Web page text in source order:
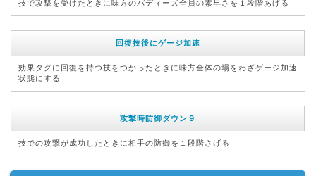
技で攻撃を受けたときに味方のバディーズ全員の素早さを１段階あげる
回復技後にゲージ加速
効果タグに回復を持つ技をつかったときに味方全体の場をわざゲージ加速
状態にする
攻撃時防御ダウン９
技での攻撃が成功したときに相手の防御を１段階さげる